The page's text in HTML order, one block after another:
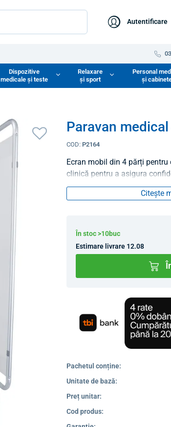
Autentificare
Dispozitive
medicale și teste
Relaxare
și sport
Personal
și
Paravan
COD: P2164
Ecran mobil din 4 părți
clinică pentru a asigura
Citește
În stoc >10buc
Estimare livrare 12.08
Pachetul conține:
Unitate de bază:
Preț unitar:
Cod produs: